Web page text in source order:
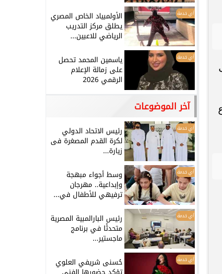
أي خدمة الأولمبياد الخاص المصري
يطلق مركز التدريب
الرياضي للاعبين...
أي خدمة ياسمين المحمد تحصل
على زمالة الإعلام
الرقمي 2026
آخر الموضوعات
أي خدمة رئيس الاتحاد الدولي
لكرة القدم المصغرة فى
زيارة...
أي خدمة وسط أجواء مبهجة
وإبداعية.. مهرجان
ترفيهي للأطفال في...
أي خدمة رئيس البارالمبية المصرية
متحدثًا في برنامج
ماجستير...
أي خدمة حُسنى شريفي العلوي